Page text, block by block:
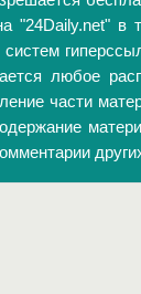
"24Daily.net" в
любое
части